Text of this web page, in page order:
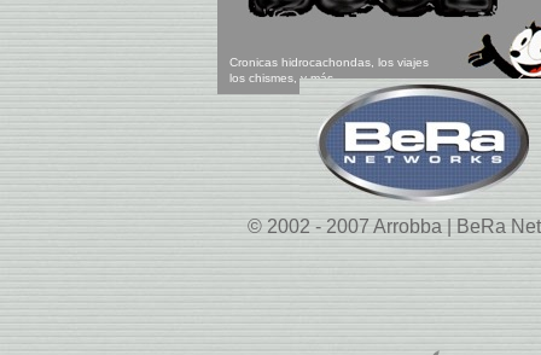
Cronicas hidrocachondas, los viajes
los chismes, y más...
© 2002 - 2007 Arrobba | BeRa